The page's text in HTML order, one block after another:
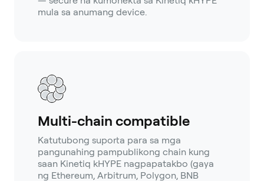
mula sa anumang device.
Multi-chain compatible
Katutubong suporta para sa mga
pangunahing pampublikong chain kung
saan Kinetiq kHYPE nagpapatakbo (gaya
ng Ethereum, Arbitrum, Polygon, BNB